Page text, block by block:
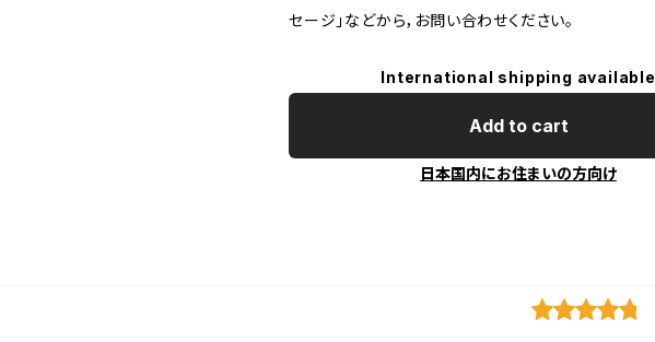
セージ」などから，お問い合わせください。
International shipping available
Add to cart
日本国内にお住まいの方向け